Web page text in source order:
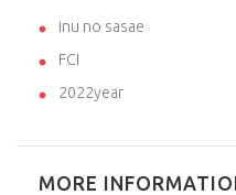
inu no sasae
FCI
2022year
MORE